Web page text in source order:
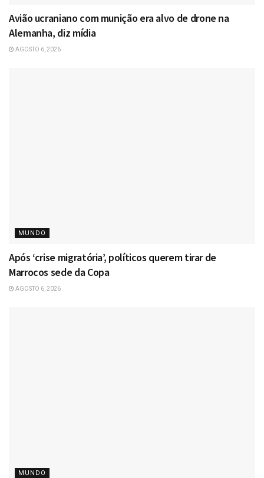
Avião ucraniano com munição era alvo de drone na
Alemanha, diz mídia
AGOSTO 6, 2026
MUNDO
Após ‘crise migratória’, políticos querem tirar de
Marrocos sede da Copa
AGOSTO 6, 2026
MUNDO